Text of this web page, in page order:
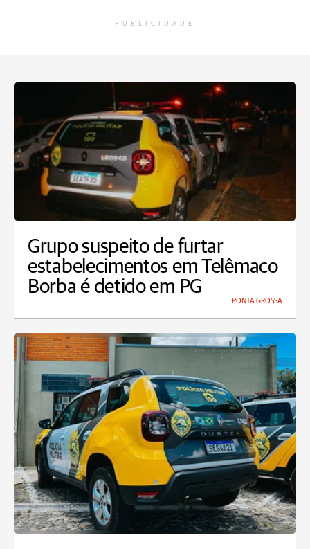
PUBLICIDADE
Grupo suspeito de furtar
estabelecimentos em Telêmaco
Borba é detido em PG
PONTA GROSSA